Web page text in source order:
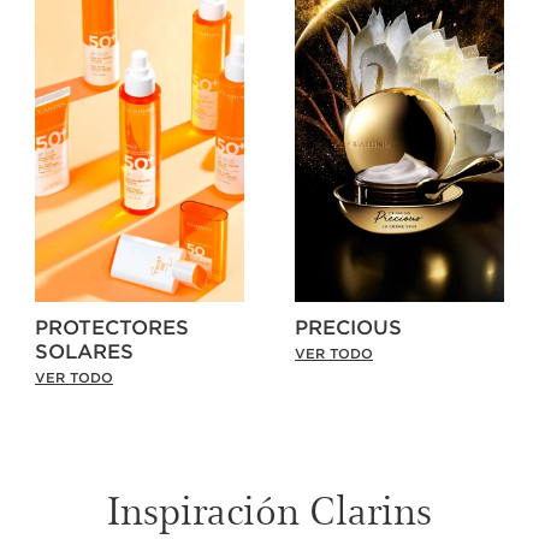
PROTECTORES
SOLARES
VER TODO
PRECIOUS
VER TODO
Inspiración Clarins